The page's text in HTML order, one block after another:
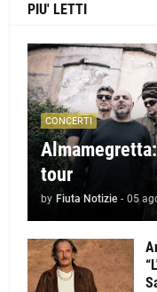
PIU' LETTI
CONCERTI
tour
by Fiuta Notizie - 05